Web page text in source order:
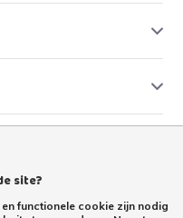
site?
functionele cookie zijn nodig